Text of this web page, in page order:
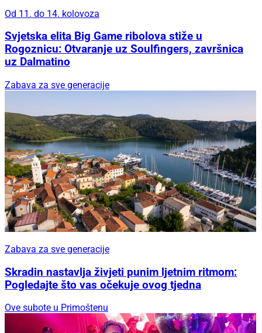
Od 11. do 14. kolovoza
Svjetska elita Big Game ribolova stiže u
Rogoznicu: Otvaranje uz Soulfingers, završnica
uz Dalmatino
Zabava za sve generacije
Zabava za sve generacije
Skradin nastavlja živjeti punim ljetnim ritmom:
Pogledajte što vas očekuje ovog tjedna
Ove subote u Primoštenu